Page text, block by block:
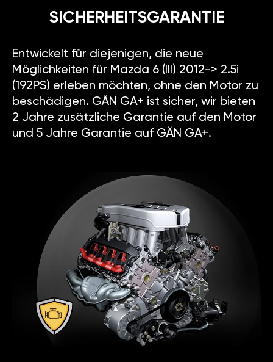
SICHERHEITSGARANTIE
Entwickelt für diejenigen, die neue
Möglichkeiten für Mazda 6 (III) 2012-> 2.5i
(192PS) erleben möchten, ohne den Motor zu
beschädigen. GÄN GA+ ist sicher, wir bieten
2 Jahre zusätzliche Garantie auf den Motor
und 5 Jahre Garantie auf GÄN GA+.